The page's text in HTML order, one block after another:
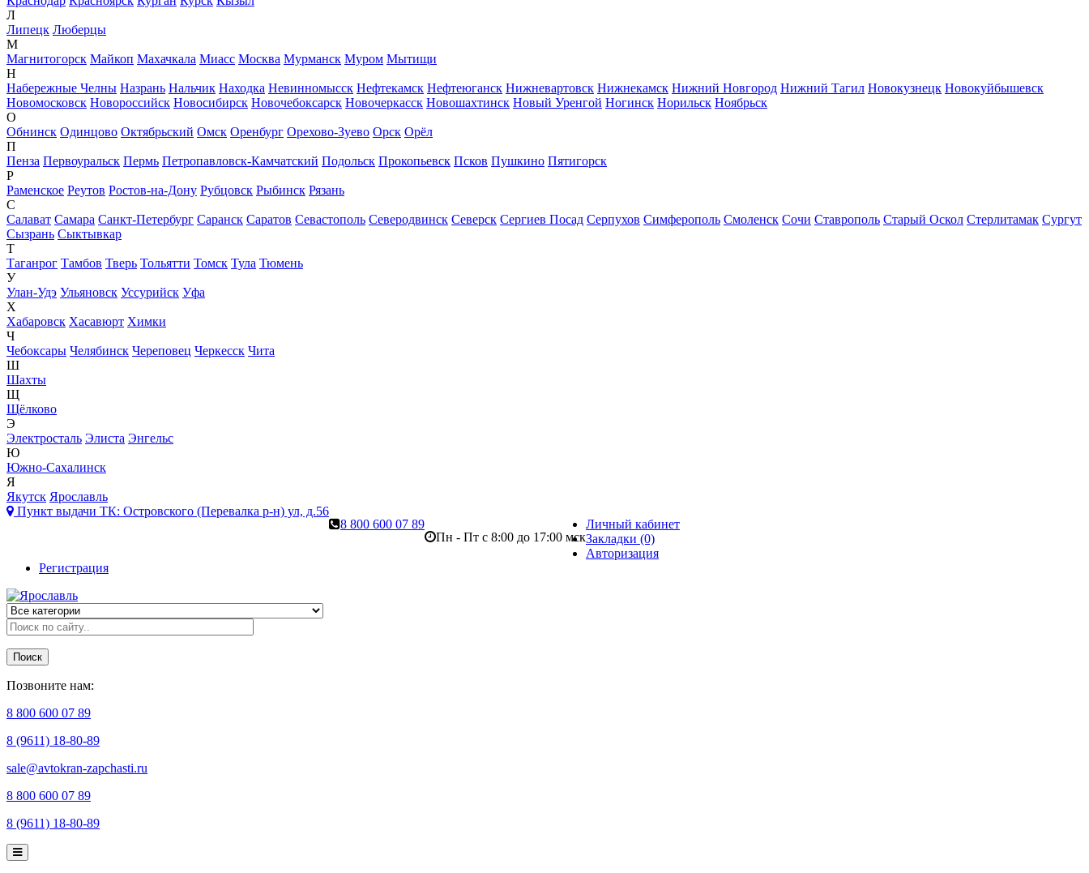
Л
Липецк Люберцы
М
Магнитогорск Майкоп Махачкала Миасс Москва Мурманск Муром Мытищи
Н
Набережные Челны Назрань Нальчик Находка Невинномысск Нефтекамск Нефтеюганск Нижневартовск Нижнекамск Нижний Новгород Нижний Тагил Новокузнецк Новокуйбышевск
Новомосковск Новороссийск Новосибирск Новочебоксарск Новочеркасск Новошахтинск Новый Уренгой Ногинск Норильск Ноябрьск
О
Обнинск Одинцово Октябрьский Омск Оренбург Орехово-Зуево Орск Орёл
П
Пенза Первоуральск Пермь Петропавловск-Камчатский Подольск Прокопьевск Псков Пушкино Пятигорск
Р
Раменское Реутов Ростов-на-Дону Рубцовск Рыбинск Рязань
С
Салават Самара Санкт-Петербург Саранск Саратов Севастополь Северодвинск Северск Сергиев Посад Серпухов Симферополь Смоленск Сочи Ставрополь Старый Оскол Стерлитамак Сургут
Сызрань Сыктывкар
Т
Таганрог Тамбов Тверь Тольятти Томск Тула Тюмень
У
Улан-Удэ Ульяновск Уссурийск Уфа
Х
Хабаровск Хасавюрт Химки
Ч
Чебоксары Челябинск Череповец Черкесск Чита
Ш
Шахты
Щ
Щёлково
Э
Электросталь Элиста Энгельс
Ю
Южно-Сахалинск
Я
Якутск Ярославль
Пункт выдачи ТК: Островского (Перевалка р-н) ул, д.56
8 800 600 07 89
Пн - Пт с 8:00 до 17:00 мск
Личный кабинет
Закладки (0)
Авторизация
Регистрация
Поиск
Позвоните нам:
8 800 600 07 89
8 (9611) 18-80-89
sale@avtokran-zapchasti.ru
8 800 600 07 89
8 (9611) 18-80-89